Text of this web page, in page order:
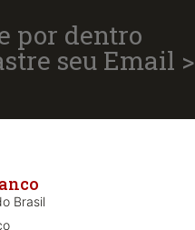
por dentro
seu Email >
Brasil